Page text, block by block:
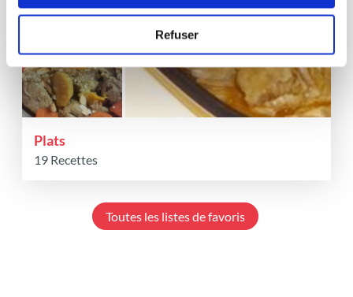
Refuser
Plats
19 Recettes
Toutes les listes de favoris